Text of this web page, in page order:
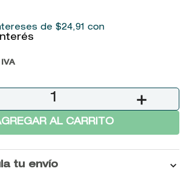
de $24,91 con
＋
AL CARRITO
tu envío